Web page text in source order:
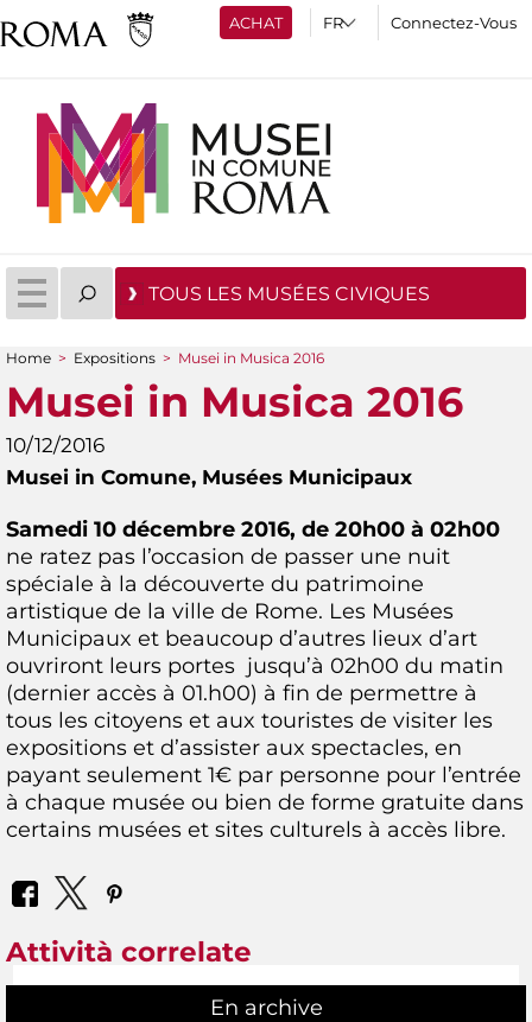
ACHAT Connectez-Vous
TOUS LES MUSÉES CIVIQUES
You are here
Home > Expositions > Musei in Musica 2016
Musei in Musica 2016
10/12/2016
Musei in Comune, Musées Municipaux
Samedi 10 décembre 2016, de 20h00 à 02h00
ne ratez pas l’occasion de passer une nuit
spéciale à la découverte du patrimoine
artistique de la ville de Rome. Les Musées
Municipaux et beaucoup d’autres lieux d’art
ouvriront leurs portes jusqu’à 02h00 du matin
(dernier accès à 01.h00) à fin de permettre à
tous les citoyens et aux touristes de visiter les
expositions et d’assister aux spectacles, en
payant seulement 1€ par personne pour l’entrée
à chaque musée ou bien de forme gratuite dans
certains musées et sites culturels à accès libre.
Attività correlate
En archive